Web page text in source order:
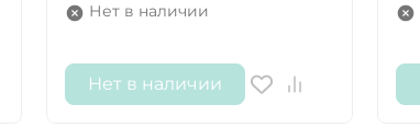
Нет в наличии
Нет в наличии